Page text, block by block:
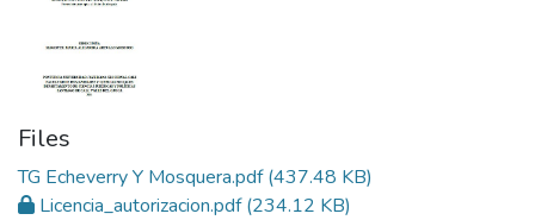
Files
TG Echeverry Y Mosquera.pdf(437.48 KB)
Licencia_autorizacion.pdf(234.12 KB)